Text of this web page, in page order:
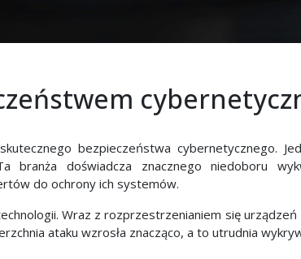
bezpieczeństwa cybernetycznego.
branża doświadcza znacznego niedoboru
do ochrony ich systemów.
Wraz z rozprzestrzenianiem się
ataku wzrosła znacząco, a to utrudnia